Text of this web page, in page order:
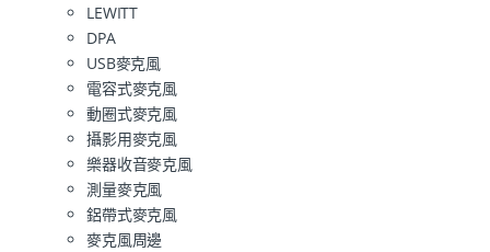
LEWITT
DPA
USB麥克風
電容式麥克風
動圈式麥克風
攝影用麥克風
樂器收音麥克風
測量麥克風
鋁帶式麥克風
麥克風周邊